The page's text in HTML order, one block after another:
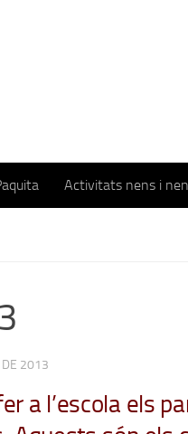
Activitats nens i
DE 2013
a l’escola els